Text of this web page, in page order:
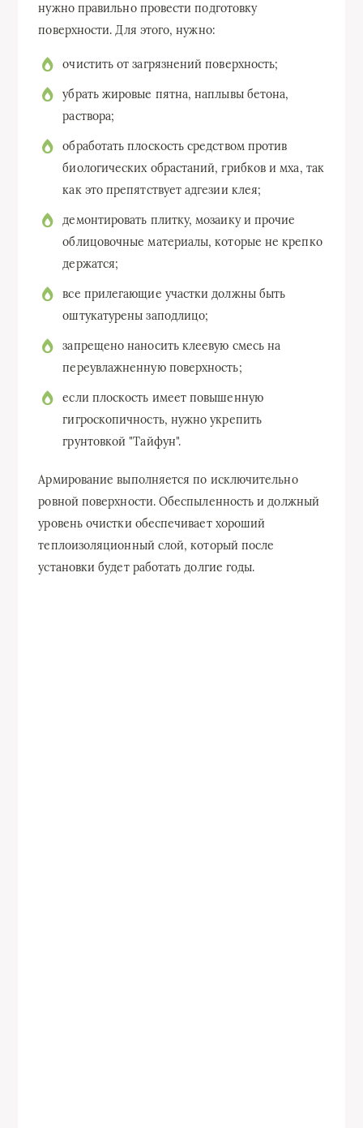
нужно правильно провести подготовку
поверхности. Для этого, нужно:
очистить от загрязнений поверхность;
убрать жировые пятна, наплывы бетона,
раствора;
обработать плоскость средством против
биологических обрастаний, грибков и мха, так
как это препятствует адгезии клея;
демонтировать плитку, мозаику и прочие
облицовочные материалы, которые не крепко
держатся;
все прилегающие участки должны быть
оштукатурены заподлицо;
запрещено наносить клеевую смесь на
переувлажненную поверхность;
если плоскость имеет повышенную
гигроскопичность, нужно укрепить
грунтовкой "Тайфун".
Армирование выполняется по исключительно
ровной поверхности. Обеспыленность и должный
уровень очистки обеспечивает хороший
теплоизоляционный слой, который после
установки будет работать долгие годы.